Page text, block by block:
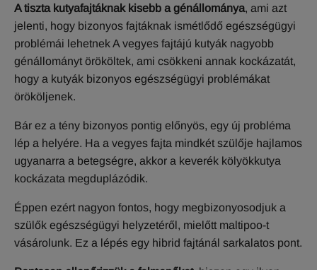
A tiszta kutyafajtáknak kisebb a génállománya, ami azt
jelenti, hogy bizonyos fajtáknak ismétlődő egészségügyi
problémái lehetnek A vegyes fajtájú kutyák nagyobb
génállományt örököltek, ami csökkeni annak kockázatát,
hogy a kutyák bizonyos egészségügyi problémákat
örököljenek.
Bár ez a tény bizonyos pontig előnyös, egy új probléma
lép a helyére. Ha a vegyes fajta mindkét szülője hajlamos
ugyanarra a betegségre, akkor a keverék kölyökkutya
kockázata megduplázódik.
Éppen ezért nagyon fontos, hogy megbizonyosodjuk a
szülők egészségügyi helyzetéről, mielőtt maltipoo-t
vásárolunk. Ez a lépés egy hibrid fajtánál sarkalatos pont.